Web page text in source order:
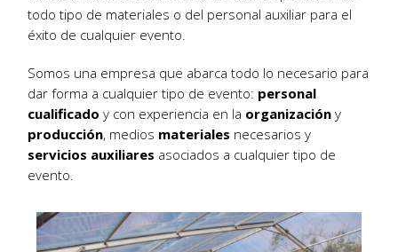
todo tipo de materiales o del personal auxiliar para el
éxito de cualquier evento.
Somos una empresa que abarca todo lo necesario para
dar forma a cualquier tipo de evento: personal
cualificado y con experiencia en la organización y
producción, medios materiales necesarios y
servicios auxiliares asociados a cualquier tipo de
evento.